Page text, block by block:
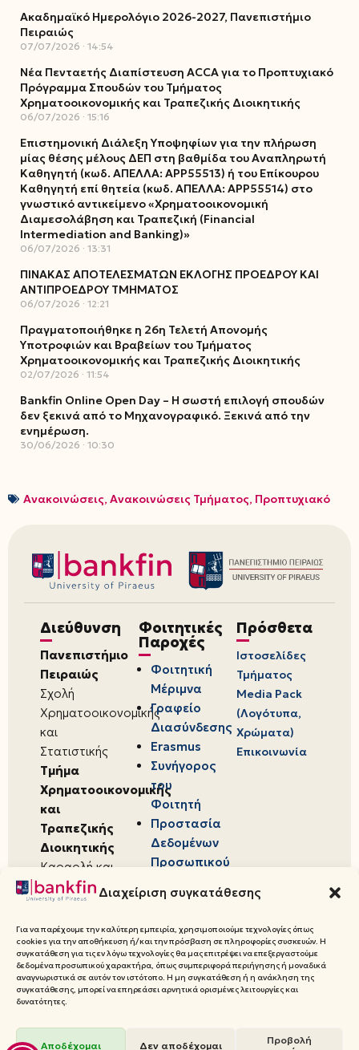
Διαχείριση συγκατάθεσης
Για να παρέχουμε την καλύτερη εμπειρία, χρησιμοποιούμε τεχνολογίες όπως
cookies για την αποθήκευση ή/και την πρόσβαση σε πληροφορίες συσκευών. Η
συγκατάθεση για τις εν λόγω τεχνολογίες θα μας επιτρέψει να επεξεργαστούμε
δεδομένα προσωπικού χαρακτήρα, όπως συμπεριφορά περιήγησης ή μοναδικά
αναγνωριστικά σε αυτόν τον ιστότοπο. Η μη συγκατάθεση ή η ανάκληση της
συγκατάθεσης, μπορεί να επηρεάσει αρνητικά ορισμένες λειτουργίες και
δυνατότητες.
Αποδέχομαι Δεν αποδέχομαι
Προβολή
Ακαδημαϊκό Ημερολόγιο 2026-2027, Πανεπιστήμιο
Πειραιώς
07/07/2026 14:54
Νέα Πενταετής Διαπίστευση ACCA για το Προπτυχιακό
Πρόγραμμα Σπουδών του Τμήματος
Χρηματοοικονομικής και Τραπεζικής Διοικητικής
06/07/2026 15:16
Επιστημονική Διάλεξη Υποψηφίων για την πλήρωση
μίας θέσης μέλους ΔΕΠ στη βαθμίδα του Αναπληρωτή
Καθηγητή (κωδ. ΑΠΕΛΛΑ: ΑΡΡ55513) ή του Επίκουρου
Καθηγητή επί θητεία (κωδ. ΑΠΕΛΛΑ: ΑΡΡ55514) στο
γνωστικό αντικείμενο «Χρηματοοικονομική
Διαμεσολάβηση και Τραπεζική (Financial
Intermediation and Banking)»
06/07/2026 13:31
ΠΙΝΑΚΑΣ ΑΠΟΤΕΛΕΣΜΑΤΩΝ ΕΚΛΟΓΗΣ ΠΡΟΕΔΡΟΥ ΚΑΙ
ΑΝΤΙΠΡΟΕΔΡΟΥ ΤΜΗΜΑΤΟΣ
06/07/2026 12:21
Πραγματοποιήθηκε η 26η Τελετή Απονομής
Υποτροφιών και Βραβείων του Τμήματος
Χρηματοοικονομικής και Τραπεζικής Διοικητικής
02/07/2026 11:54
Bankfin Online Open Day – Η σωστή επιλογή σπουδών
δεν ξεκινά από το Μηχανογραφικό. Ξεκινά από την
ενημέρωση.
30/06/2026 10:30
Ανακοινώσεις, Ανακοινώσεις Τμήματος, Προπτυχιακό
Διεύθυνση
Πανεπιστήμιο
Πειραιώς
Σχολή
Χρηματοοικονομικής
και
Στατιστικής
Τμήμα
Χρηματοοικονομικής
και
Τραπεζικής
Διοικητικής
Καραολή και
Δημητρίου 80,
18534,
Πειραιάς
Φοιτητικές
Παροχές
Φοιτητική
Μέριμνα
Γραφείο
Διασύνδεσης
Erasmus
Συνήγορος
του
Φοιτητή
Προστασία
Δεδομένων
Προσωπικού
Πρόσθετα
Ιστοσελίδες
Τμήματος
Media Pack
(Λογότυπα,
Χρώματα)
Επικοινωνία
© 2026 Πανεπιστήμιο Πειραιώς,
Τραπεζικής Διοικητικής